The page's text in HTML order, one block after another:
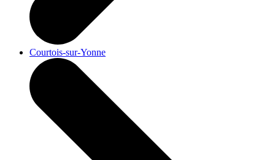
Courtois-sur-Yonne